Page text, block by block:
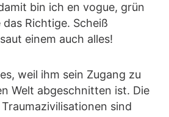
bin ich en vogue, grün
Richtige. Scheiß
einem auch alles!
weil ihm sein Zugang zu
Welt abgeschnitten ist. Die
sind